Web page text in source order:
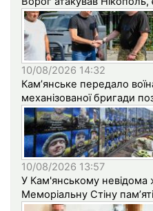
10/08/2026 14:32
Кам’янське передало
механізованої бригади
10/08/2026 13:57
У Кам'янському невідома
Меморіальну Стіну